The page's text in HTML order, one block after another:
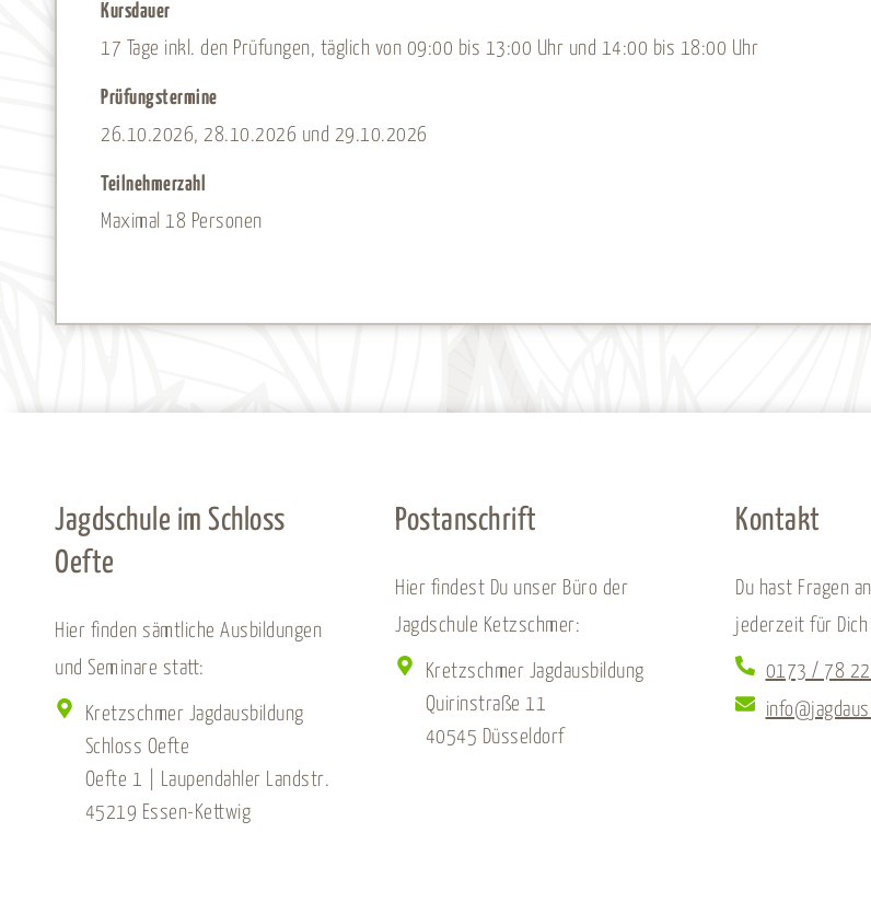
Kursdauer
17 Tage inkl. den Prüfungen, täglich von 09:00 bis 13:00 Uhr und 14:00 bis 18:00 Uhr
Prüfungstermine
26.10.2026, 28.10.2026 und 29.10.2026
Teilnehmerzahl
Maximal 18 Personen
Jagdschule im Schloss
Oefte
Hier finden sämtliche Ausbildungen
und Seminare statt:
Kretzschmer Jagdausbildung
Schloss Oefte
Oefte 1 | Laupendahler Landstr.
45219 Essen-Kettwig
Postanschrift
Hier findest Du unser Büro der
Jagdschule Ketzschmer:
Kretzschmer Jagdausbildung
Quirinstraße 11
40545 Düsseldorf
Kontakt
Du hast Fragen
jederzeit für
0173 / 78